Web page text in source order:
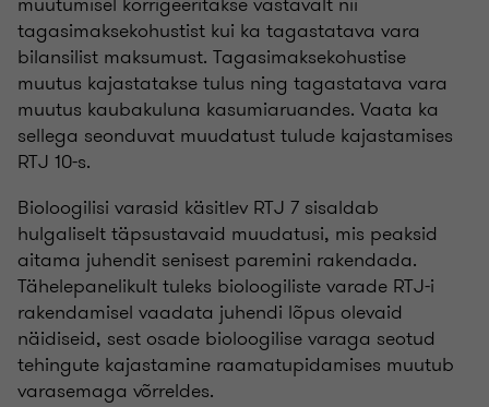
tagasimaksekohustist kui ka tagastatava vara
bilansilist maksumust. Tagasimaksekohustise
muutus kajastatakse tulus ning tagastatava vara
muutus kaubakuluna kasumiaruandes. Vaata ka
sellega seonduvat muudatust tulude kajastamises
RTJ 10-s.
Bioloogilisi varasid käsitlev RTJ 7 sisaldab
hulgaliselt täpsustavaid muudatusi, mis peaksid
aitama juhendit senisest paremini rakendada.
Tähelepanelikult tuleks bioloogiliste varade RTJ-i
rakendamisel vaadata juhendi lõpus olevaid
näidiseid, sest osade bioloogilise varaga seotud
tehingute kajastamine raamatupidamises muutub
varasemaga võrreldes.